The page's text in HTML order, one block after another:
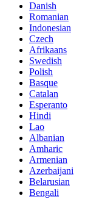
Danish
Romanian
Indonesian
Czech
Afrikaans
Swedish
Polish
Basque
Catalan
Esperanto
Hindi
Lao
Albanian
Amharic
Armenian
Azerbaijani
Belarusian
Bengali